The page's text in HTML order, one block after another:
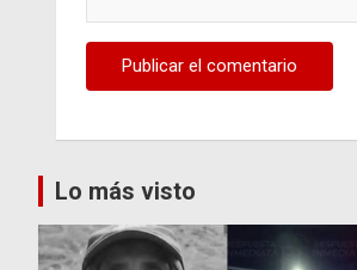
Lo más visto